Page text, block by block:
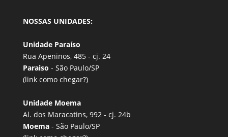
NOSSAS UNIDADES:
Unidade Paraíso
Rua Apeninos, 485 - cj. 24
Paraiso - São Paulo/SP
(link como chegar?)
Unidade Moema
Al. dos Maracatins, 992 - cj. 24b
Moema - São Paulo/SP